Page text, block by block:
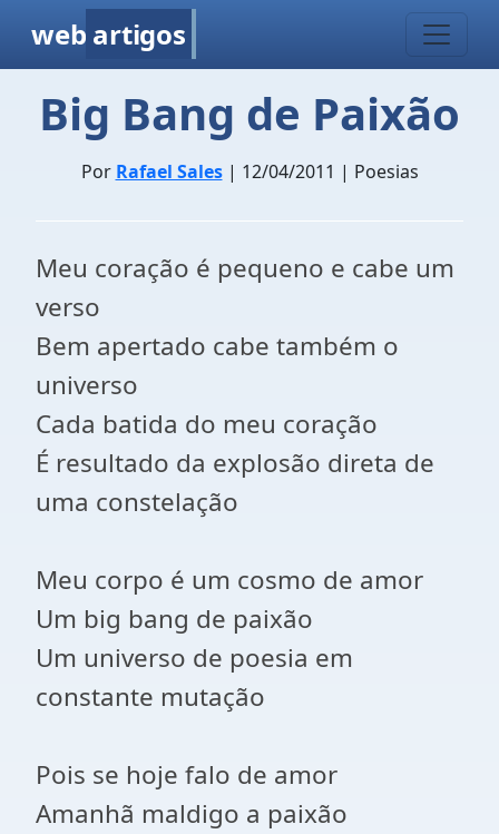
web artigos
Big Bang de Paixão
Por Rafael Sales| 12/04/2011 | Poesias
Meu coração é pequeno e cabe um
verso
Bem apertado cabe também o
universo
Cada batida do meu coração
É resultado da explosão direta de
uma constelação
Meu corpo é um cosmo de amor
Um big bang de paixão
Um universo de poesia em
constante mutação
Pois se hoje falo de amor
Amanhã maldigo a paixão